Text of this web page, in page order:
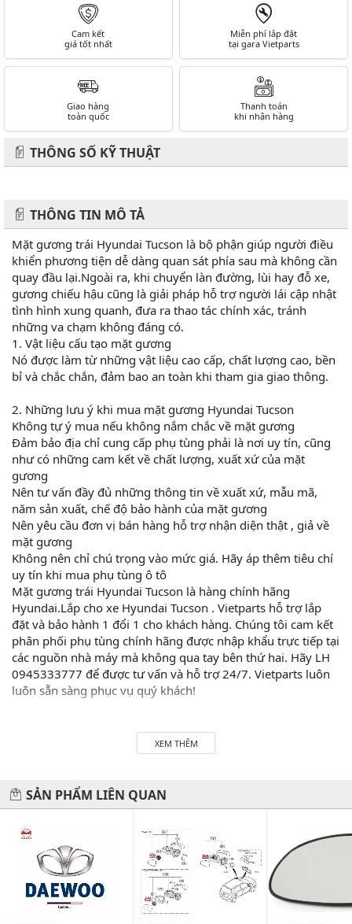
Cam kết
giá tốt nhất
Miễn phí lắp đặt
tại gara Vietparts
Giao hàng
toàn quốc
Thanh toán
khi nhận hàng
THÔNG SỐ KỸ THUẬT
THÔNG TIN MÔ TẢ
Mặt gương trái Hyundai Tucson là bộ phận giúp người điều
khiển phương tiện dễ dàng quan sát phía sau mà không cần
quay đầu lại.Ngoài ra, khi chuyển làn đường, lùi hay đỗ xe,
gương chiếu hậu cũng là giải pháp hỗ trợ người lái cập nhật
tình hình xung quanh, đưa ra thao tác chính xác, tránh
những va chạm không đáng có.
1. Vật liệu cấu tạo mặt gương
Nó được làm từ những vật liệu cao cấp, chất lượng cao, bền
bỉ và chắc chắn, đảm bao an toàn khi tham gia giao thông.
2. Những lưu ý khi mua mặt gương Hyundai Tucson
Không tự ý mua nếu không nắm chắc về mặt gương
Đảm bảo địa chỉ cung cấp phụ tùng phải là nơi uy tín, cũng
như có những cam kết về chất lượng, xuất xứ của mặt
gương
Nên tư vấn đầy đủ những thông tin về xuất xứ, mẫu mã,
năm sản xuất, chế độ bảo hành của mặt gương
Nên yêu cầu đơn vị bán hàng hỗ trợ nhận diện thật , giả về
mặt gương
Không nên chỉ chú trọng vào mức giá. Hãy áp thêm tiêu chí
uy tín khi mua phụ tùng ô tô
Mặt gương trái Hyundai Tucson là hàng chính hãng
Hyundai.Lắp cho xe Hyundai Tucson . Vietparts hỗ trợ lắp
đặt và bảo hành 1 đổi 1 cho khách hàng. Chúng tôi cam kết
phân phối phụ tùng chính hãng được nhập khẩu trực tiếp tại
các nguồn nhà máy mà không qua tay bên thứ hai. Hãy LH
0945333777 để được tư vấn và hỗ trợ 24/7. Vietparts luôn
luôn sẵn sàng phục vụ quý khách!
Hãy đến với chúng tôi để xế yêu của bạn được chăm sóc chu
#vietparts #ascgroup #phutungotodungxuatxurochatluong
#phugiaoto #phutungoto
-------------------------------------------------------
VIETPARTS - Thương hiệu 20 năm về cung cấp phụ tùng,
phụ kiện và phụ gia xe hơi.
Địa chỉ: 434 Trần Khát Chân- Hai Bà Trưng- Hà Nội
XEM THÊM
SẢN PHẨM LIÊN QUAN